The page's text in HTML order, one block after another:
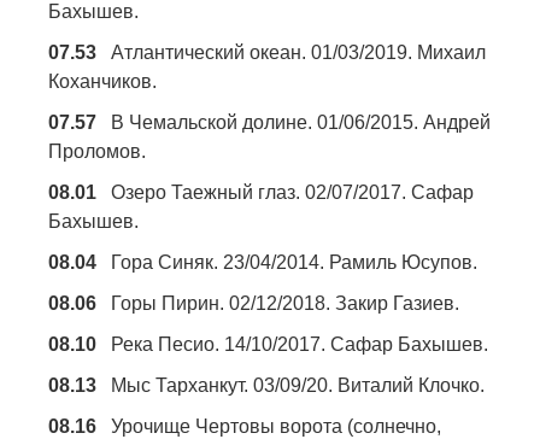
Бахышев.
07.53 Атлантический океан. 01/03/2019. Михаил
Коханчиков.
07.57 В Чемальской долине. 01/06/2015. Андрей
Проломов.
08.01 Озеро Таежный глаз. 02/07/2017. Сафар
Бахышев.
08.04 Гора Синяк. 23/04/2014. Рамиль Юсупов.
08.06 Горы Пирин. 02/12/2018. Закир Газиев.
08.10 Река Песио. 14/10/2017. Сафар Бахышев.
08.13 Мыс Тарханкут. 03/09/20. Виталий Клочко.
08.16 Урочище Чертовы ворота (солнечно,